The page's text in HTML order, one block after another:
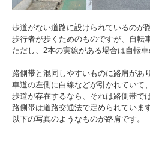
歩道がない道路に設けられているのが
歩行者が歩くためのものですが、自転
ただし、2本の実線がある場合は自転
路側帯と混同しやすいものに路肩があ
車道の左側に白線などが引かれていて
歩道が存在するなら、それは路側帯で
路側帯は道路交通法で定められていま
以下の写真のようなものが路肩です。